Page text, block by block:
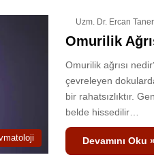
Uzm. Dr. Ercan Taner
Omurilik
Omurilik ağrısı
çevreleyen
bir rahatsızlıktır.
belde hissedilir…
Devamını Oku